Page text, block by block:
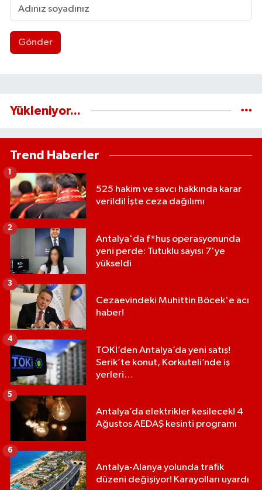
Gönder
Yükleniyor...
Trend Haberler
525 hakim ve savcı hakkında karar
verildi! İşte ceza dağılımı
Antalya'da f*huş operasyonunda
yeni perde: Tutuklu sayısı 7'ye
yükseldi
2
Cezaevindeki Muhittin Böcek'e acı
haber!
3
TOKİ’den Antalya’da yeni satış!
Serik’te konut, Korkuteli’nde iş
yerleri…
4
Antalya’da elektrikler kesilecek! 4
Ağustos AEDAŞ kesinti programı
5
Antalya-Alanya yolunda trafik
düzeni değişiyor! Karayolları uyardı
6